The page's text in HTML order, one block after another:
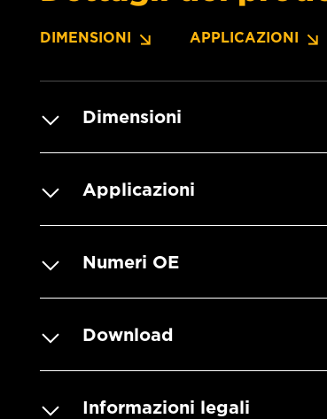
DIMENSIONI APPLICAZIONI
Dimensioni
Applicazioni
Numeri OE
Download
Informazioni legali